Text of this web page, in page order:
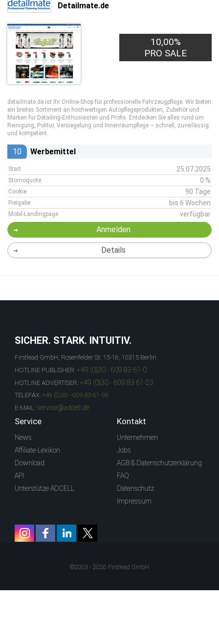
Detailmate.de
10,00%
PRO SALE
detailmate.de ist Ihr Online-Shop für professionelle Fahrzeugpflege. Wir bieten
ein breites Sortiment an hochwertigen Autopflegeprodukten, Zubehör und
Marken für Detailing-Enthusiasten und Profis. Entdecken Sie alles rund um
Reinigung, Politur, Versiegelung und Innenraumpflege – schnell, zuverlässig
und kompetent.
10 Werbemittel
Start 25.07.2025
Stornoquote 0 %
Cookie 90 Tage
Freigabe bis 6 Wochen
Mobil-Landingpage verfügbar
Anmelden
Details
SICHER. STARK. INTUITIV.
Firstlead GmbH, Rosenfelder St. 15-16, 10315 Berlin
HOTLINE PUBLISHER: +49 (0)30 - 609 83 61-0
HOTLINE ADVERTISER: +49 (0)30 - 609 83 61-23
TELEFAX: +49 (0)30 - 609 83 61-99
E-MAIL: service@adcell.de
Service
News
Affiliate-Lexikon
Download
API
Unterstütze ADCELL
Kontakt
Unternehmen
Jobs
AGB & Datenschutzerklärung
FAQ
Datenschutz
Impressum
©2003 - 2026 Firstlead GmbH